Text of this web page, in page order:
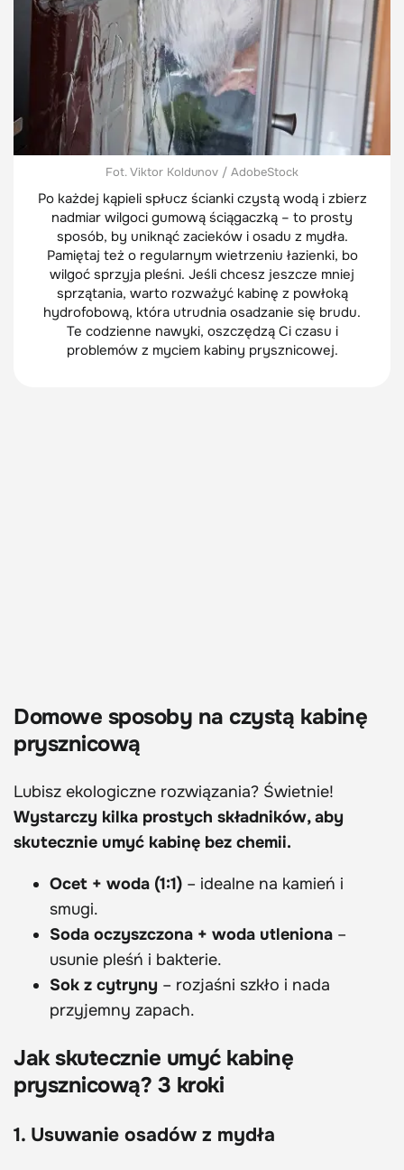
Fot. Viktor Koldunov / AdobeStock
Po każdej kąpieli spłucz ścianki czystą wodą i zbierz
nadmiar wilgoci gumową ściągaczką – to prosty
sposób, by uniknąć zacieków i osadu z mydła.
Pamiętaj też o regularnym wietrzeniu łazienki, bo
wilgoć sprzyja pleśni. Jeśli chcesz jeszcze mniej
sprzątania, warto rozważyć kabinę z powłoką
hydrofobową, która utrudnia osadzanie się brudu.
Te codzienne nawyki, oszczędzą Ci czasu i
problemów z myciem kabiny prysznicowej.
Domowe sposoby na czystą kabinę
prysznicową
Lubisz ekologiczne rozwiązania? Świetnie!
Wystarczy kilka prostych składników, aby
skutecznie umyć kabinę bez chemii.
Ocet + woda (1:1) – idealne na kamień i
smugi.
Soda oczyszczona + woda utleniona –
usunie pleśń i bakterie.
Sok z cytryny – rozjaśni szkło i nada
przyjemny zapach.
Jak skutecznie umyć kabinę
prysznicową? 3 kroki
1. Usuwanie osadów z mydła